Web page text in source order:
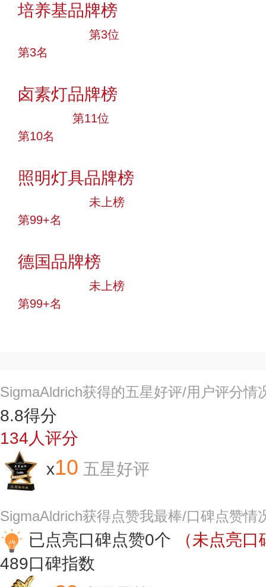
培养基品牌榜
第3位
第3名
卤素灯品牌榜
第11位
第10名
照明灯具品牌榜
未上榜
第99+名
德国品牌榜
未上榜
第99+名
SigmaAldrich获得的五星好评/用户评分情
8.8得分
134人评分
x10 五星好评
SigmaAldrich获得点赞我最棒/口碑点赞情
已点亮口碑点赞0个
（未点亮
489口碑指数